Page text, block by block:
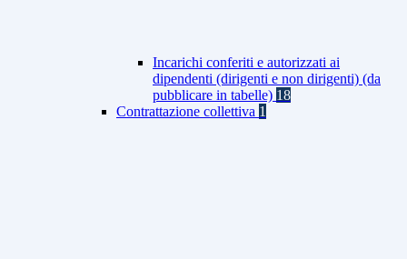
Incarichi conferiti e autorizzati ai
dipendenti (dirigenti e non dirigenti) (da
pubblicare in tabelle) 18
Contrattazione collettiva 1